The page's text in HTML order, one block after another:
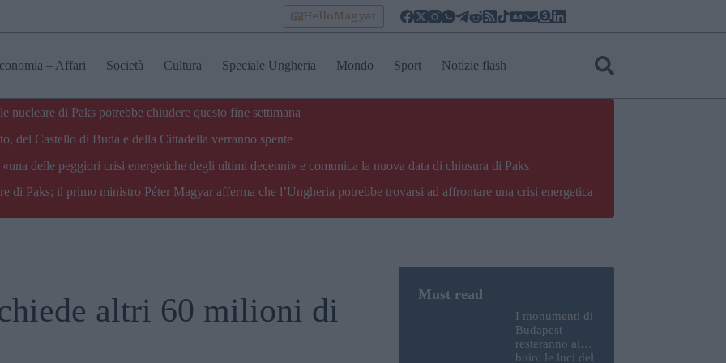
HelloMagyar
– Affari Società Cultura Speciale Ungheria Mondo Sport Notizie flash
nucleare di Paks potrebbe chiudere questo fine settimana
del Castello di Buda e della Cittadella verranno spente
delle peggiori crisi energetiche degli ultimi decenni» e comunica la nuova data di chiusura di Paks
di Paks; il primo ministro Péter Magyar afferma che l’Ungheria potrebbe trovarsi ad affrontare una crisi energetica
altri 60 milioni di
I monumenti di
Budapest
resteranno al
buio: le luci del